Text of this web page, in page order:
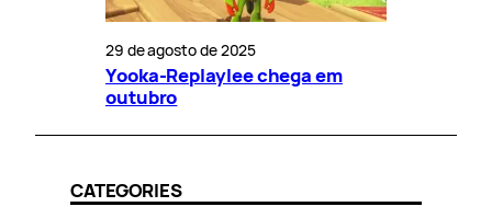
29 de agosto de 2025
Yooka-Replaylee chega em
outubro
CATEGORIES